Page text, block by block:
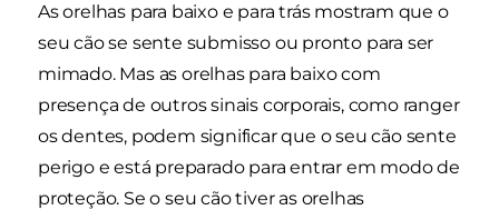
As orelhas para baixo e para trás mostram que o
seu cão se sente submisso ou pronto para ser
mimado. Mas as orelhas para baixo com
presença de outros sinais corporais, como ranger
os dentes, podem significar que o seu cão sente
perigo e está preparado para entrar em modo de
proteção. Se o seu cão tiver as orelhas